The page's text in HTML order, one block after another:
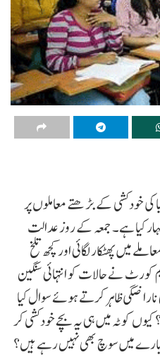
کی خودکشی کے بڑھتے معاملوں پر
کیا ہے۔ جمعہ کے روز عدالت
میں پھٹکار لگائی اور کچھ تلخ
نے حالات کو انتہائی سنگین
ظاہر کرتے ہوئے سوال کیا
کوٹہ میں ہی یہ بچے خودکشی کر
میں سوچ بھی نہیں رہے ہیں؟